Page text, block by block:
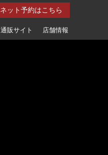
ネット予約はこちら
通販サイト 店舗情報